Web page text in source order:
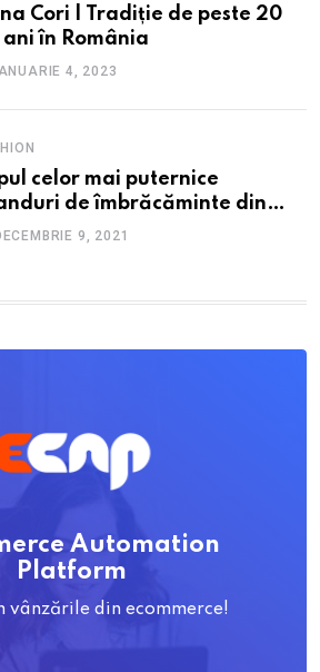
Cori | Tradiție de peste 20
ani în România
4, 2023
celor mai puternice
de îmbrăcăminte din
O incursiune în
9, 2021
Automation
Platform
vânzările din ecommerce!